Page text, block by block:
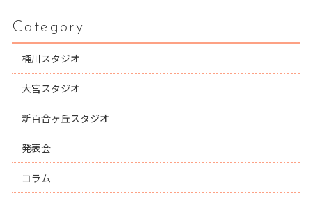
Category
桶川スタジオ
大宮スタジオ
新百合ヶ丘スタジオ
発表会
コラム